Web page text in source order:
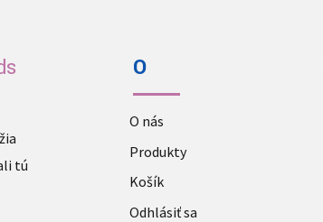
tú
O
O nás
Produkty
Košík
Odhlásiť sa